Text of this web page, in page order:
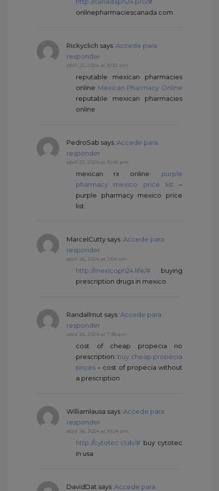
onlinepharmaciescanada com
Rickyclich says :Accede para
responder
abril 25, 2024 at 10:32 pm
reputable mexican pharmacies
online Mexican Pharmacy Online
reputable mexican pharmacies
online
PedroSab says :Accede para
responder
abril 25, 2024 at 10:46 pm
mexican rx online: purple
pharmacy mexico price list –
purple pharmacy mexico price
list
MarcelCutty says :Accede para
responder
abril 26, 2024 at 2:04 am
http://mexicoph24.life/# buying
prescription drugs in mexico
Randallmut says :Accede para
responder
abril 26, 2024 at 7:38 am
cost of cheap propecia no
prescription: buy cheap propecia
prices – cost of propecia without
a prescription
Williamlausa says :Accede para
responder
abril 26, 2024 at 10:24 am
http://cytotec.club/# buy cytotec
in usa
DavidDat says :Accede para